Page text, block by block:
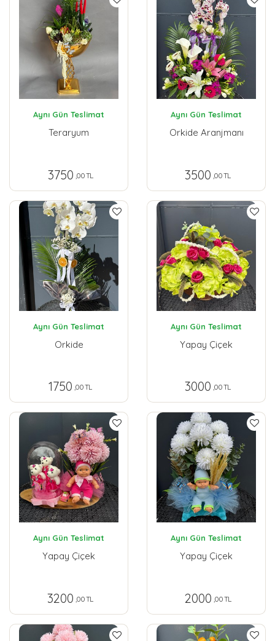
Aynı Gün Teslimat
Teraryum
3750 ,00 TL
Aynı Gün Teslimat
Orkide Aranjmanı
3500 ,00 TL
Aynı Gün Teslimat
Orkide
1750 ,00 TL
Aynı Gün Teslimat
Yapay Çiçek
3000 ,00 TL
Aynı Gün Teslimat
Yapay Çiçek
3200 ,00 TL
Aynı Gün Teslimat
Yapay Çiçek
2000 ,00 TL